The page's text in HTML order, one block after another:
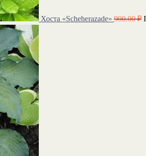
Хоста «Scheherazade» 900.00₽